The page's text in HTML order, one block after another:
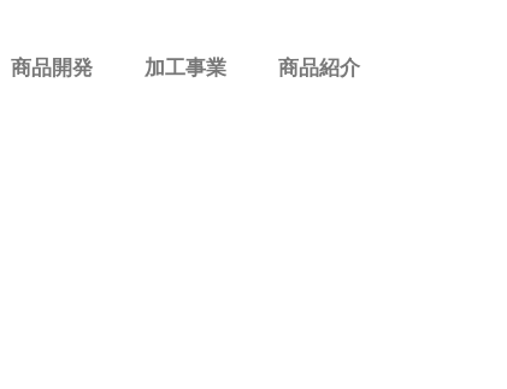
商品開発 加工事業 商品紹介